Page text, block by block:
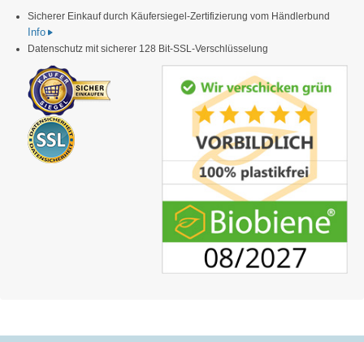
Sicherer Einkauf durch Käufersiegel-Zertifizierung vom Händlerbund
Info
Datenschutz mit sicherer 128 Bit-SSL-Verschlüsselung